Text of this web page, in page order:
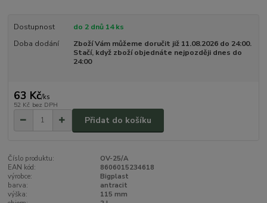
Dostupnost
do 2 dnů 14 ks
Doba dodání
Zboží Vám můžeme doručit již 11.08.2026 do 24:00.
Stačí, když zboží objednáte nejpozději dnes do
24:00
63 Kč/ks
52 Kč bez DPH
Přidat do košíku
Číslo produktu:
OV-25/A
EAN kód:
8606015234618
výrobce:
Bigplast
barva:
antracit
výška:
115 mm